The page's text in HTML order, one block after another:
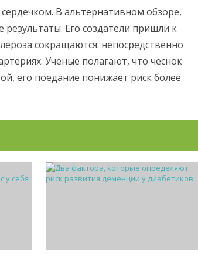
В альтернативном обзоре,
Его создатели пришли к
сокращаются: непосредственно
Ученые полагают, что чеснок
его поедание понижает риск более